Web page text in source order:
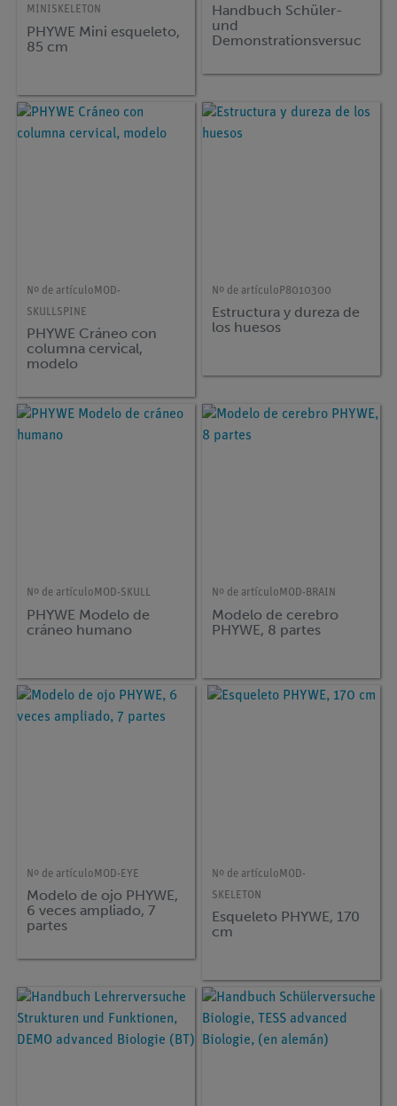
MINISKELETON
PHYWE Mini esqueleto,
85 cm
Handbuch Schüler-
und
Demonstrationsversuc
Sekundarstufe I und II,
advanced Biologie, (en
alemán)
Nº de artículo MOD-
SKULLSPINE
PHYWE Cráneo con
columna cervical,
modelo
Nº de artículo P8010300
Estructura y dureza de
los huesos
Nº de artículo MOD-SKULL
PHYWE Modelo de
cráneo humano
Nº de artículo MOD-BRAIN
Modelo de cerebro
PHYWE, 8 partes
Nº de artículo MOD-EYE
Modelo de ojo PHYWE,
6 veces ampliado, 7
partes
Nº de artículo MOD-
SKELETON
Esqueleto PHYWE, 170
cm